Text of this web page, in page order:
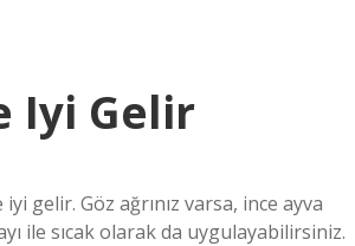
Iyi Gelir
gelir. Göz ağrınız varsa, ince ayva
ile sıcak olarak da uygulayabilirsiniz.